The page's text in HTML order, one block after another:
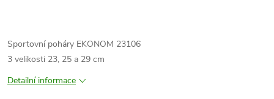
Sportovní poháry EKONOM 23106
3 velikosti 23, 25 a 29 cm
Detailní informace